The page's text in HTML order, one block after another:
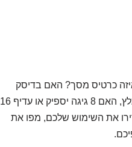
כרטיס מסך? האם בדיסק
הקשיח יספיק לנו נפח של 256 ג'יגה, או שמומלץ גודל גדול יותר, מה גודל הזיכרון המומלץ, האם 8 גיגה יספיק או עדיף 16
את השימוש שלכם, מפו את